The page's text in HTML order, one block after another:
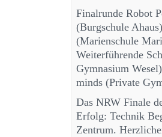
Finalrunde Robot
(Burgschule
(Marienschule
Weiterführende
Gymnasium
minds (Private
Das NRW Finale
Erfolg: Technik
Zentrum.